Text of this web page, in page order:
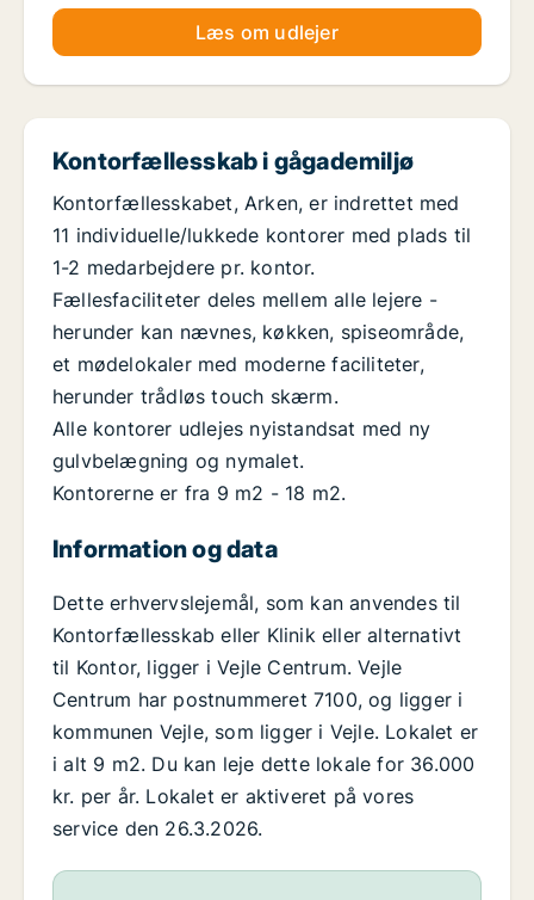
Læs om udlejer
Kontorfællesskab i gågademiljø
Kontorfællesskabet, Arken, er indrettet med
11 individuelle/lukkede kontorer med plads til
1-2 medarbejdere pr. kontor.
Fællesfaciliteter deles mellem alle lejere -
herunder kan nævnes, køkken, spiseområde,
et mødelokaler med moderne faciliteter,
herunder trådløs touch skærm.
Alle kontorer udlejes nyistandsat med ny
gulvbelægning og nymalet.
Kontorerne er fra 9 m2 - 18 m2.
Information og data
Dette erhvervslejemål, som kan anvendes til
Kontorfællesskab eller Klinik eller alternativt
til Kontor, ligger i Vejle Centrum. Vejle
Centrum har postnummeret 7100, og ligger i
kommunen Vejle, som ligger i Vejle. Lokalet er
i alt 9 m2. Du kan leje dette lokale for 36.000
kr. per år. Lokalet er aktiveret på vores
service den 26.3.2026.